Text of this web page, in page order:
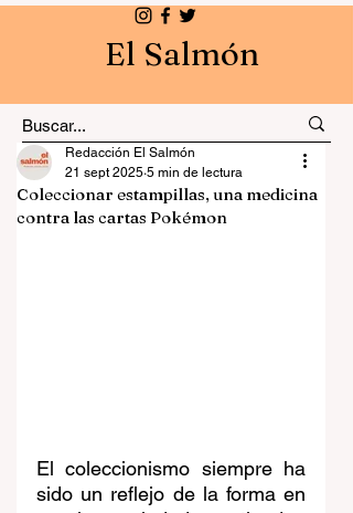
El Salmón
Coleccionar estampillas, una medicina
contra las cartas Pokémon
Redacción El Salmón
21 sept 2025 5 min de lectura
El coleccionismo siempre ha
sido un reflejo de la forma en